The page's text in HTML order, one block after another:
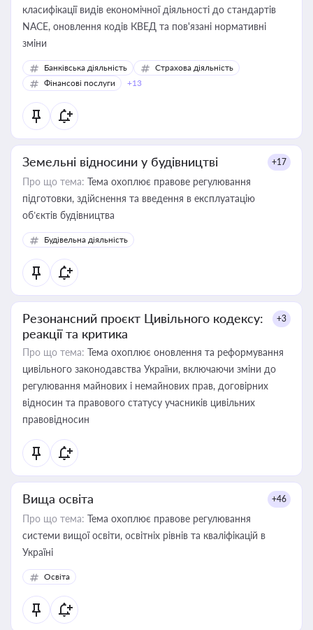
класифікації видів економічної діяльності до стандартів
NACE, оновлення кодів КВЕД та пов'язані нормативні
зміни
Банківська діяльність
Страхова діяльність
Фінансові послуги
+13
Земельні відносини у будівництві +17
Про що тема: Тема охоплює правове регулювання
підготовки, здійснення та введення в експлуатацію
об’єктів будівництва
Будівельна діяльність
Резонансний проєкт Цивільного кодексу:
реакції та критика
+3
Про що тема: Тема охоплює оновлення та реформування
цивільного законодавства України, включаючи зміни до
регулювання майнових і немайнових прав, договірних
відносин та правового статусу учасників цивільних
правовідносин
Вища освіта +46
Про що тема: Тема охоплює правове регулювання
системи вищої освіти, освітніх рівнів та кваліфікацій в
Україні
Освіта